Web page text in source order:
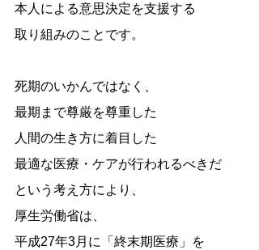
本人による意思決定を支援する
取り組みのことです。
死期のいかんではなく、
最期まで尊厳を尊重した
人間の生き方に着目した
最適な医療・ケアが行われるべきだ
という考え方により、
厚生労働省は、
平成27年3月に「終末期医療」を